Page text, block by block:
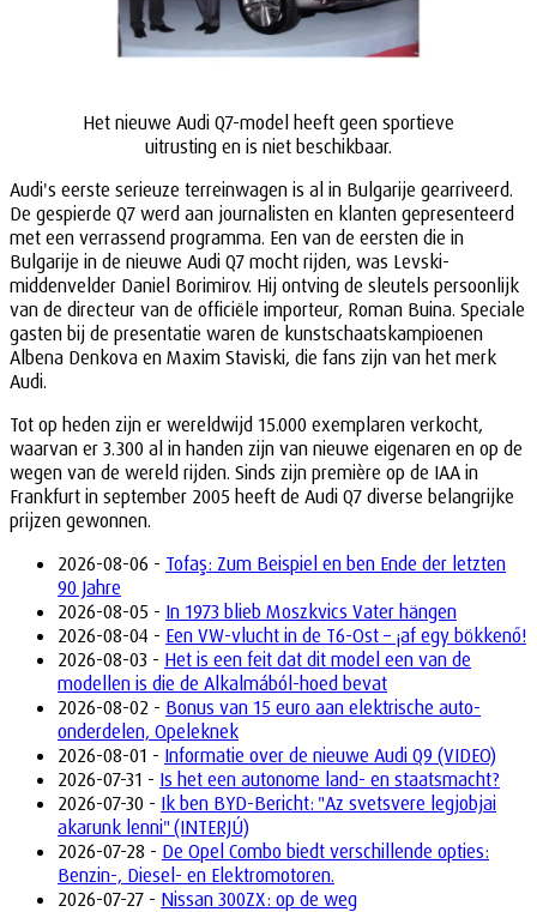
Het nieuwe Audi Q7-model heeft geen sportieve
uitrusting en is niet beschikbaar.
Audi's eerste serieuze terreinwagen is al in Bulgarije gearriveerd.
De gespierde Q7 werd aan journalisten en klanten gepresenteerd
met een verrassend programma. Een van de eersten die in
Bulgarije in de nieuwe Audi Q7 mocht rijden, was Levski-
middenvelder Daniel Borimirov. Hij ontving de sleutels persoonlijk
van de directeur van de officiële importeur, Roman Buina. Speciale
gasten bij de presentatie waren de kunstschaatskampioenen
Albena Denkova en Maxim Staviski, die fans zijn van het merk
Audi.
Tot op heden zijn er wereldwijd 15.000 exemplaren verkocht,
waarvan er 3.300 al in handen zijn van nieuwe eigenaren en op de
wegen van de wereld rijden. Sinds zijn première op de IAA in
Frankfurt in september 2005 heeft de Audi Q7 diverse belangrijke
prijzen gewonnen.
2026-08-06 - Tofaş: Zum Beispiel en ben Ende der letzten
90 Jahre
2026-08-05 - In 1973 blieb Moszkvics Vater hängen
2026-08-04 - Een VW-vlucht in de T6-Ost – ¡af egy bökkenő!
2026-08-03 - Het is een feit dat dit model een van de
modellen is die de Alkalmából-hoed bevat
2026-08-02 - Bonus van 15 euro aan elektrische auto-
onderdelen, Opeleknek
2026-08-01 - Informatie over de nieuwe Audi Q9 (VIDEO)
2026-07-31 - Is het een autonome land- en staatsmacht?
2026-07-30 - Ik ben BYD-Bericht: "Az svetsvere legjobjai
akarunk lenni" (INTERJÚ)
2026-07-28 - De Opel Combo biedt verschillende opties:
Benzin-, Diesel- en Elektromotoren.
2026-07-27 - Nissan 300ZX: op de weg